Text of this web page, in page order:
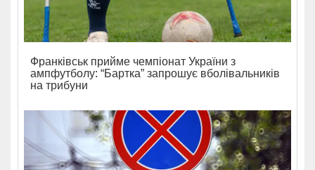
Франківськ прийме чемпіонат України з
ампфутболу: “Бартка” запрошує вболівальників
на трибуни